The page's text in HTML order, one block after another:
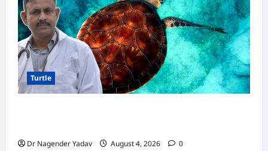
Turtle
Dr Nagender Yadav August 4, 2026 0